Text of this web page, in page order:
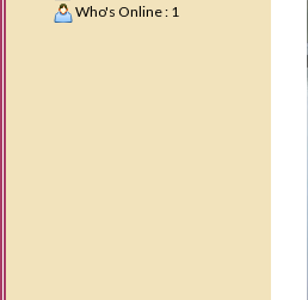
Who's Online : 1